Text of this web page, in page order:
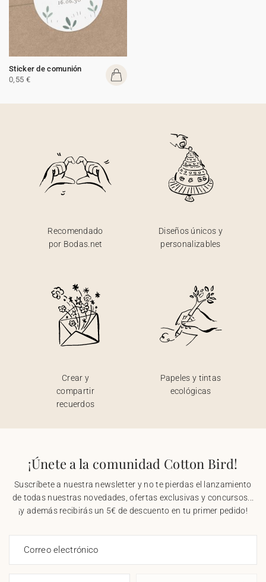
Sticker de comunión
0,55 €
Recomendado
por Bodas.net
Diseños únicos y
personalizables
Crear y
compartir
recuerdos
Papeles y tintas
ecológicas
¡Únete a la comunidad Cotton Bird!
Suscríbete a nuestra newsletter y no te pierdas el lanzamiento
de todas nuestras novedades, ofertas exclusivas y concursos...
¡y además recibirás un 5€ de descuento en tu primer pedido!
Correo electrónico